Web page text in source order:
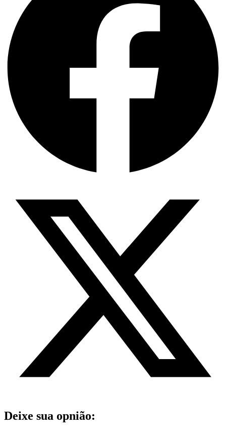
Deixe sua opnião: